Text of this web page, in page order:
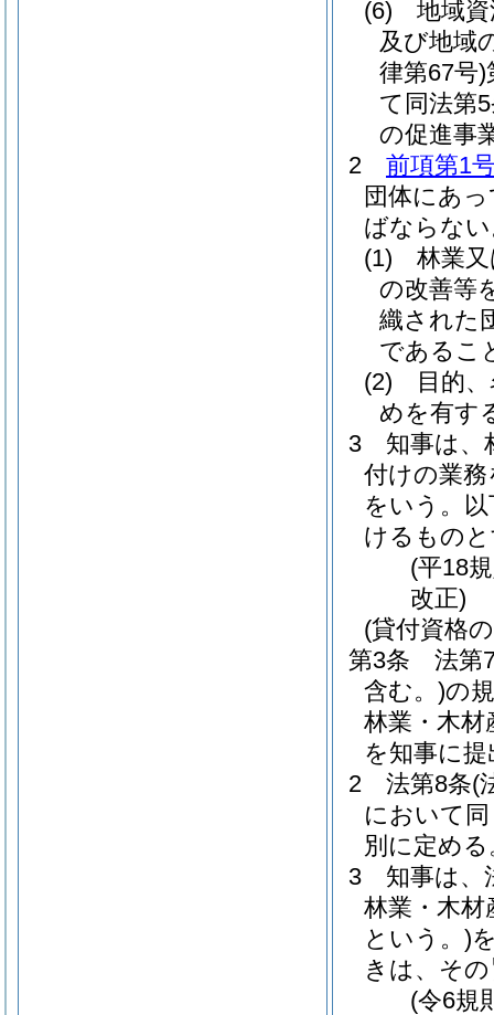
(6)
地域
及び地域
律第67号)
て同法第
の促進事
2
前項第1
団体にあ
ばならな
(1)
林業
の改善等
織された
であるこ
(2)
目的
めを有す
3
知事は、
付けの業
をいう。
けるもの
(平18
改正)
(貸付資格
第3条
法第
含む。)の
林業・木材
を知事に
2
法第8条(
において
別に定める
3
知事は、
林業・木材
という。)
きは、そ
(令6規